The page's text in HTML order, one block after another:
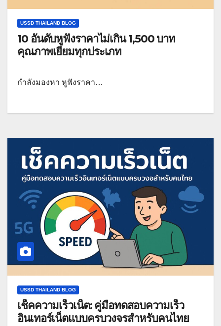
USSD THAILAND BLOG
10 อันดับหูฟังราคาไม่เกิน 1,500 บาท
คุณภาพเยี่ยมทุกประเภท
กำลังมองหา หูฟังราคา…
USSD THAILAND BLOG
เช็คความเร็วเน็ต: คู่มือทดสอบความเร็ว
อินเทอร์เน็ตแบบครบวงจรสำหรับคนไทย